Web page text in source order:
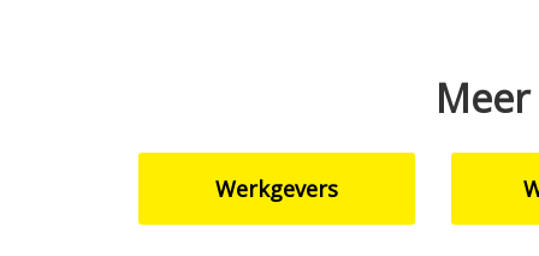
Werkgevers